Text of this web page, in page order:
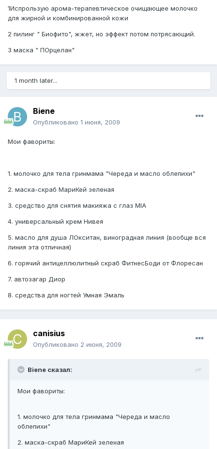
1Испрользую арома-терапевтическое очищающее молочко
для жирной и комбинированной кожи
2 пилинг " Биофито", жжет, но эффект потом потрясающий.
3 маска " ПОрцелан"
1 month later...
Biene
Опубликовано 1 июня, 2009
Мои фавориты:
1. молочко для тела гринмама "Череда и масло облепихи"
2. маска-скраб МариКей зеленая
3. средство для снятия макияжа с глаз MIA
4. универсальный крем Нивея
5. масло для душа ЛОкситан, виноградная линия (вообще вся
линия эта отличная)
6. горячий антицеллюлитный скраб ФитнесБоди от Флоресан
7. автозагар Диор
8. средства для ногтей Умная Эмаль
canisius
Опубликовано 2 июня, 2009
Biene сказал:
Мои фавориты:
1. молочко для тела гринмама "Череда и масло
облепихи"
2. маска-скраб МариКей зеленая